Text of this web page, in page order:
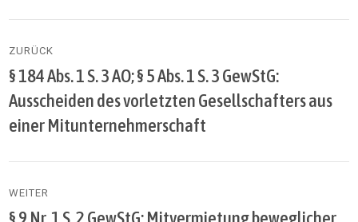
ZURÜCK
Vorheriger
Beitrag:
§ 184 Abs. 1 S. 3 AO; § 5 Abs. 1 S. 3 GewStG:
Ausscheiden des vorletzten Gesellschafters aus
einer Mitunternehmerschaft
WEITER
Nächster